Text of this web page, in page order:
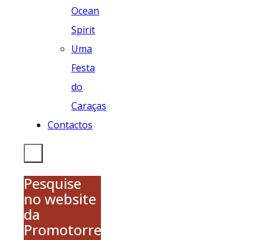
Ocean
Spirit
Uma
Festa
do
Caraças
Contactos
Pesquise
no website
da
Promotorres